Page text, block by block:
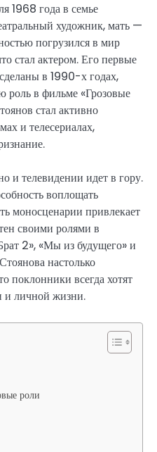
1968 года в семье
художник, мать —
погрузился в мир
стал актером. Его первые
в 1990-х годах,
роль в фильме «Грозовые
стал активно
и телесериалах,
и телевидении идет в гору.
воплощать
моносценарии привлекает
своими ролями в
2», «Мы из будущего» и
настолько
поклонники всегда хотят
и личной жизни.
роли